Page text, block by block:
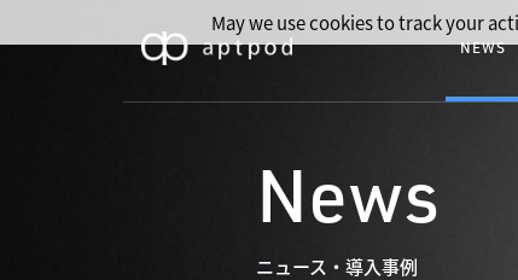
NEWS
News
ニュース・導入事例
May we use cookies to track your